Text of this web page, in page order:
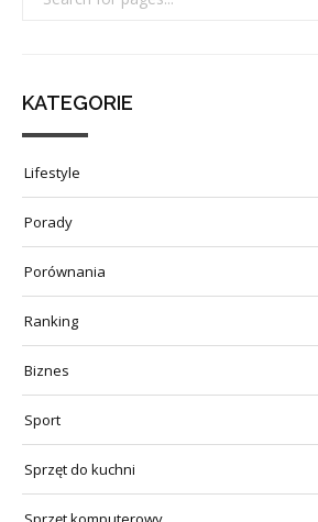
KATEGORIE
Lifestyle
Porady
Porównania
Ranking
Biznes
Sport
Sprzęt do kuchni